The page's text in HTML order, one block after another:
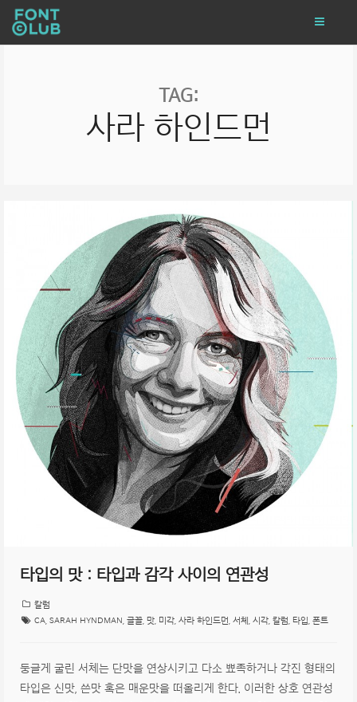
TAG:
사라 하인드먼
타입의 맛 : 타입과 감각 사이의 연관성
칼럼
CA SARAH HYNDMAN 글꼴 맛 미각 사라 하인드먼 서체 시각 칼럼 타입 폰트
둥글게 굴린 서체는 단맛을 연상시키고 다소 뾰족하거나 각진 형태의
타입은 신맛, 쓴맛 혹은 매운맛을 떠올리게 한다. 이러한 상호 연관성